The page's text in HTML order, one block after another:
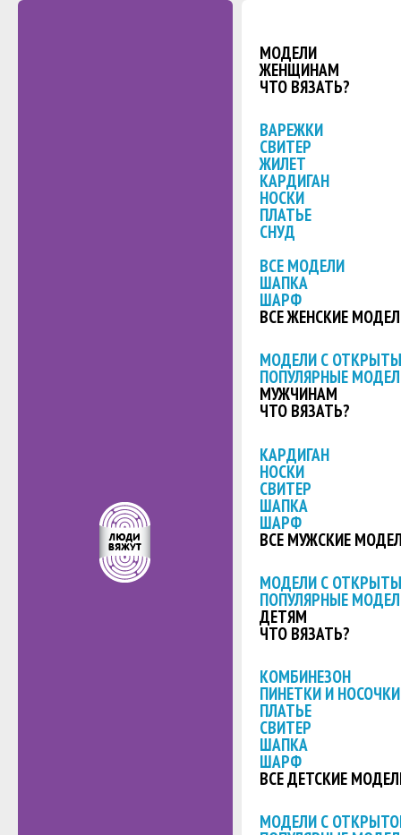
МОДЕЛИ
ЖЕНЩИНАМ
ЧТО ВЯЗАТЬ?
ВАРЕЖКИ
СВИТЕР
ЖИЛЕТ
КАРДИГАН
НОСКИ
ПЛАТЬЕ
СНУД
ВСЕ МОДЕЛИ
ШАПКА
ШАРФ
ВСЕ ЖЕНСКИЕ
МОДЕЛИ С
ПОПУЛЯРНЫЕ
МУЖЧИНАМ
ЧТО ВЯЗАТЬ?
КАРДИГАН
НОСКИ
СВИТЕР
ШАПКА
ШАРФ
ВСЕ МУЖСКИЕ
МОДЕЛИ С
ПОПУЛЯРНЫЕ
ДЕТЯМ
ЧТО ВЯЗАТЬ?
КОМБИНЕЗОН
ПИНЕТКИ И НОСОЧКИ
ПЛАТЬЕ
СВИТЕР
ШАПКА
ШАРФ
ВСЕ ДЕТСКИЕ
МОДЕЛИ С